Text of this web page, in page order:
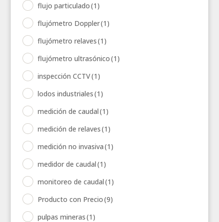
flujo particulado(1)
flujómetro Doppler(1)
flujómetro relaves(1)
flujómetro ultrasónico(1)
inspección CCTV(1)
lodos industriales(1)
medición de caudal(1)
medición de relaves(1)
medición no invasiva(1)
medidor de caudal(1)
monitoreo de caudal(1)
Producto con Precio(9)
pulpas mineras(1)